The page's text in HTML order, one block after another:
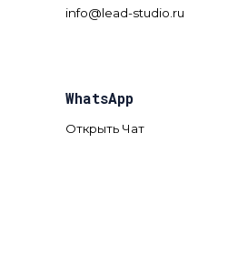
info@lead-studio.ru
WhatsApp
Открыть Чат